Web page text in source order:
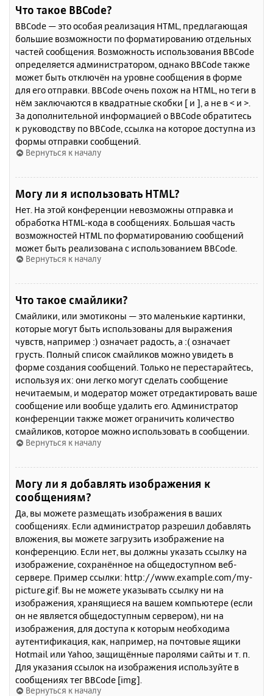
Что такое BBCode?
BBCode — это особая реализация HTML, предлагающая
большие возможности по форматированию отдельных
частей сообщения. Возможность использования BBCode
определяется администратором, однако BBCode также
может быть отключён на уровне сообщения в форме
для его отправки. BBCode очень похож на HTML, но теги в
нём заключаются в квадратные скобки [ и ], а не в < и >.
За дополнительной информацией о BBCode обратитесь
к руководству по BBCode, ссылка на которое доступна из
формы отправки сообщений.
Вернуться к началу
Могу ли я использовать HTML?
Нет. На этой конференции невозможны отправка и
обработка HTML-кода в сообщениях. Большая часть
возможностей HTML по форматированию сообщений
может быть реализована с использованием BBCode.
Вернуться к началу
Что такое смайлики?
Смайлики, или эмотиконы — это маленькие картинки,
которые могут быть использованы для выражения
чувств, например :) означает радость, а :( означает
грусть. Полный список смайликов можно увидеть в
форме создания сообщений. Только не перестарайтесь,
используя их: они легко могут сделать сообщение
нечитаемым, и модератор может отредактировать ваше
сообщение или вообще удалить его. Администратор
конференции также может ограничить количество
смайликов, которое можно использовать в сообщении.
Вернуться к началу
Могу ли я добавлять изображения к
сообщениям?
Да, вы можете размещать изображения в ваших
сообщениях. Если администратор разрешил добавлять
вложения, вы можете загрузить изображение на
конференцию. Если нет, вы должны указать ссылку на
изображение, сохранённое на общедоступном веб-
сервере. Пример ссылки: http://www.example.com/my-
picture.gif. Вы не можете указывать ссылку ни на
изображения, хранящиеся на вашем компьютере (если
он не является общедоступным сервером), ни на
изображения, для доступа к которым необходима
аутентификация, как, например, на почтовые ящики
Hotmail или Yahoo, защищённые паролями сайты и т. п.
Для указания ссылок на изображения используйте в
сообщениях тег BBCode [img].
Вернуться к началу